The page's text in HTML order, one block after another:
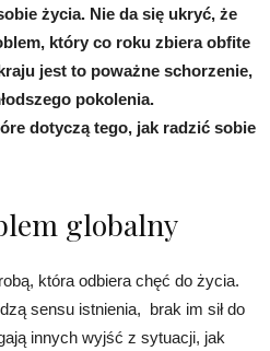
życia. Nie da się ukryć, że
który co roku zbiera obfite
jest to poważne schorzenie,
pokolenia.
dotyczą tego, jak radzić sobie
globalny
która odbiera chęć do życia.
sensu istnienia, brak im sił do
innych wyjść z sytuacji, jak